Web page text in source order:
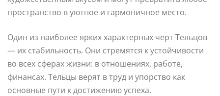
пространство в уютное и гармоничное место.
Один из наиболее ярких характерных черт Тельцов
— их стабильность. Они стремятся к устойчивости
во всех сферах жизни: в отношениях, работе,
финансах. Тельцы верят в труд и упорство как
основные пути к достижению успеха.